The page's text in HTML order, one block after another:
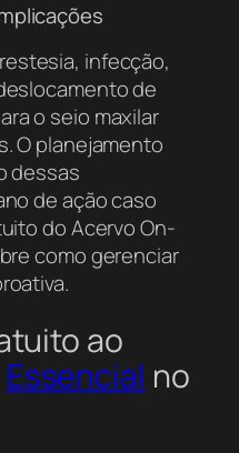
infecção,
de
o seio maxilar
O planejamento
dessas
de ação caso
do Acervo On-
como gerenciar
ao
Essencial no